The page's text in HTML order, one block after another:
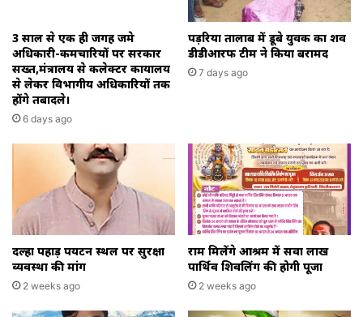
3 साल से एक ही जगह जमे
अधिकारी-कर्मचारियों पर सरकार
सख्त,मंत्रालय से कलेक्टर कार्यालय
से लेकर विभागीय अधिकारियों तक
होंगे तबादले।
6 days ago
पड़रिया तालाब में डूबे युवक का शव
डीडीआरफ टीम ने किया बरामद
7 days ago
दल्हा पहाड़ पर्यटन स्थल पर सुरक्षा
व्यवस्था की मांग
2 weeks ago
राम मिलेंगे आश्रम में सवा लाख
पार्थिव शिवलिंग की होगी पूजा
2 weeks ago